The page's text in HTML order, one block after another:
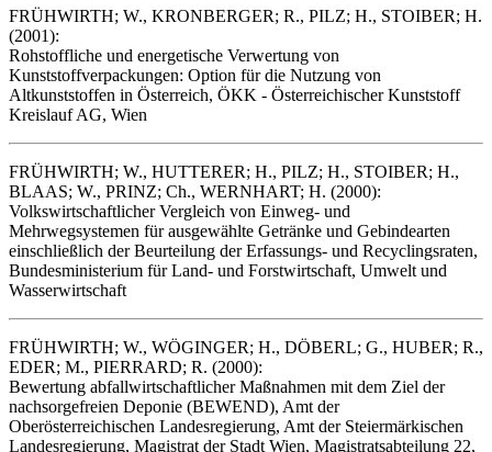
FRÜHWIRTH; W., KRONBERGER; R., PILZ; H., STOIBER; H.
(2001):
Rohstoffliche und energetische Verwertung von
Kunststoffverpackungen: Option für die Nutzung von
Altkunststoffen in Österreich, ÖKK - Österreichischer Kunststoff
Kreislauf AG, Wien
FRÜHWIRTH; W., HUTTERER; H., PILZ; H., STOIBER; H.,
BLAAS; W., PRINZ; Ch., WERNHART; H. (2000):
Volkswirtschaftlicher Vergleich von Einweg- und
Mehrwegsystemen für ausgewählte Getränke und Gebindearten
einschließlich der Beurteilung der Erfassungs- und Recyclingsraten,
Bundesministerium für Land- und Forstwirtschaft, Umwelt und
Wasserwirtschaft
FRÜHWIRTH; W., WÖGINGER; H., DÖBERL; G., HUBER; R.,
EDER; M., PIERRARD; R. (2000):
Bewertung abfallwirtschaftlicher Maßnahmen mit dem Ziel der
nachsorgefreien Deponie (BEWEND), Amt der
Oberösterreichischen Landesregierung, Amt der Steiermärkischen
Landesregierung, Magistrat der Stadt Wien, Magistratsabteilung 22,